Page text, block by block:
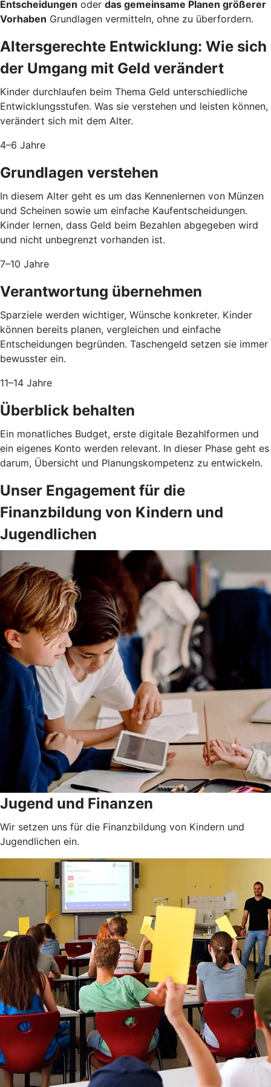
Entscheidungen oder das gemeinsame Planen größerer
Vorhaben Grundlagen vermitteln, ohne zu überfordern.
Altersgerechte Entwicklung: Wie sich
der Umgang mit Geld verändert
Kinder durchlaufen beim Thema Geld unterschiedliche
Entwicklungsstufen. Was sie verstehen und leisten können,
verändert sich mit dem Alter.
4–6 Jahre
Grundlagen verstehen
In diesem Alter geht es um das Kennenlernen von Münzen
und Scheinen sowie um einfache Kaufentscheidungen.
Kinder lernen, dass Geld beim Bezahlen abgegeben wird
und nicht unbegrenzt vorhanden ist.
7–10 Jahre
Verantwortung übernehmen
Sparziele werden wichtiger, Wünsche konkreter. Kinder
können bereits planen, vergleichen und einfache
Entscheidungen begründen. Taschengeld setzen sie immer
bewusster ein.
11–14 Jahre
Überblick behalten
Ein monatliches Budget, erste digitale Bezahlformen und
ein eigenes Konto werden relevant. In dieser Phase geht es
darum, Übersicht und Planungskompetenz zu entwickeln.
Unser Engagement für die
Finanzbildung von Kindern und
Jugendlichen
Jugend und Finanzen
Wir setzen uns für die Finanzbildung von Kindern und
Jugendlichen ein.